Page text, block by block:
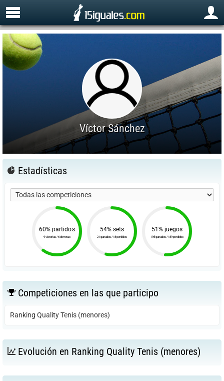
Víctor Sánchez
Estadísticas
60% partidos
9 victorias / 6 derrotas
54% sets
21 ganados / 18 perdidos
51% juegos
195 ganados / 189 perdidos
Competiciones en las que participo
Ranking Quality Tenis (menores)
Evolución en Ranking Quality Tenis (menores)